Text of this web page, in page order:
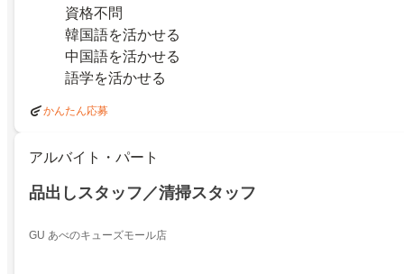
資格不問
韓国語を活かせる
中国語を活かせる
語学を活かせる
かんたん応募
アルバイト・パート
品出しスタッフ／清掃スタッフ
GU あべのキューズモール店